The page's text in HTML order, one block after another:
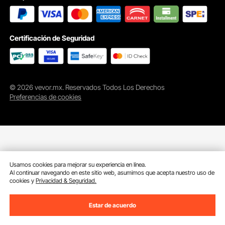
Añadir al Carrito Compra Ahora
Certificación de Seguridad
© 2026 vevor.mx. Reservados Todos Los Derechos
Preferencias de cookies
Usamos cookies para mejorar su experiencia en línea.
Al continuar navegando en este sitio web, asumimos que acepta nuestro uso de
cookies yPrivacidad & Seguridad.
Estar de acuerdo